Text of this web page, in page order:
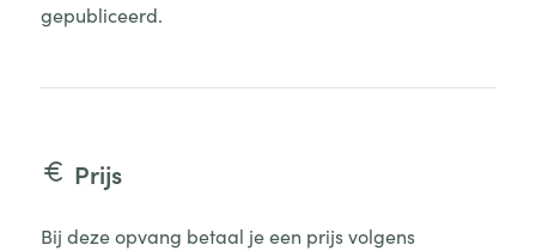
gepubliceerd.
Prijs
Bij deze opvang betaal je een prijs volgens